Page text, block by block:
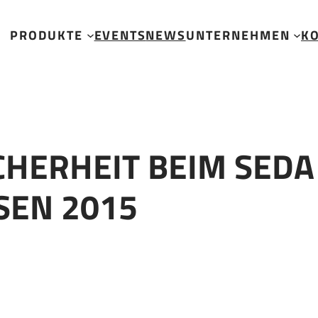
PRODUKTE EVENTSNEWSUNTERNEHMEN
BEIM SEDA B
2015